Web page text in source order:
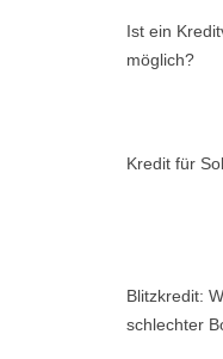
Ist ein
möglich?
Kredit für
Blitzkredit:
schlechter